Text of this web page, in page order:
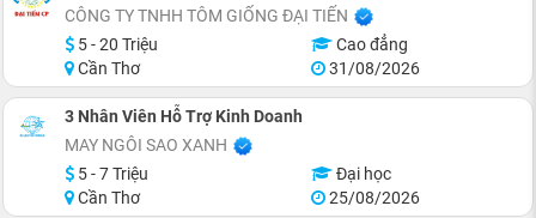
CÔNG TY TNHH TÔM GIỐNG ĐẠI TIẾN
5 - 20 Triệu
Cao đẳng
Cần Thơ
31/08/2026
3 Nhân Viên Hỗ Trợ Kinh Doanh
MAY NGÔI SAO XANH
5 - 7 Triệu
Đại học
Cần Thơ
25/08/2026